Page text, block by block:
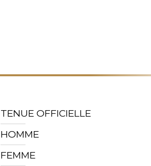
TENUE OFFICIELLE
HOMME
FEMME